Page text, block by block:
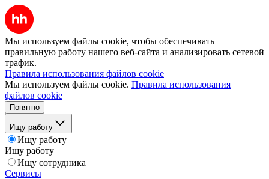
Мы используем файлы cookie, чтобы обеспечивать
правильную работу нашего веб-сайта и анализировать сетевой
трафик.
Правила использования файлов cookie
Мы используем файлы cookie. Правила использования
файлов cookie
Понятно
Ищу работу
Ищу работу
Ищу работу
Ищу сотрудника
Сервисы